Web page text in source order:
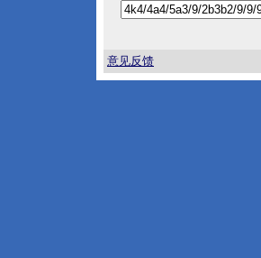
意见反馈